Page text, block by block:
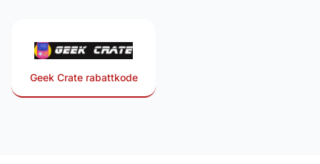
Geek Crate rabattkode